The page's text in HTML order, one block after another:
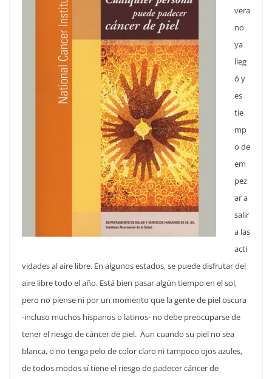
vera
no
ya
lleg
ó y
es
tie
mp
o de
em
pez
ar a
salir
a las
acti
vidades al aire libre. En algunos estados, se puede disfrutar del
aire libre todo el año. Está bien pasar algún tiempo en el sol,
pero no piense ni por un momento que la gente de piel oscura
-incluso muchos hispanos o latinos- no debe preocuparse de
tener el riesgo de cáncer de piel. Aun cuando su piel no sea
blanca, o no tenga pelo de color claro ni tampoco ojos azules,
de todos modos sí tiene el riesgo de padecer cáncer de